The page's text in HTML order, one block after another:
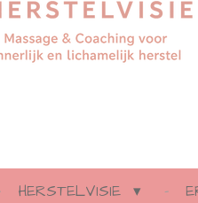
HERSTELVISIE